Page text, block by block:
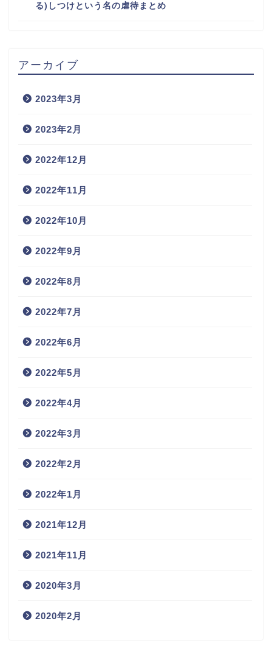
る)しつけという名の虐待まとめ
アーカイブ
2023年3月
2023年2月
2022年12月
2022年11月
2022年10月
2022年9月
2022年8月
2022年7月
2022年6月
2022年5月
2022年4月
2022年3月
2022年2月
2022年1月
2021年12月
2021年11月
2020年3月
2020年2月